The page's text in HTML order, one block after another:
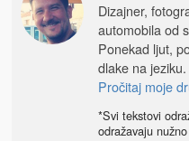
Dizajner,
automobila od
Ponekad ljut,
dlake na jeziku.
Pročitaj moje
*Svi tekstovi
odražavaju